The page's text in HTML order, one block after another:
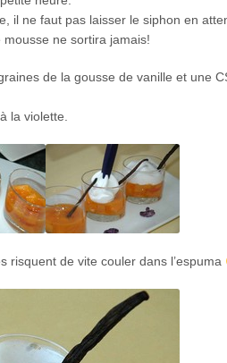
il ne faut pas laisser le siphon en
ne sortira jamais!
de la gousse de vanille et une
la violette.
de vite couler dans l’espuma